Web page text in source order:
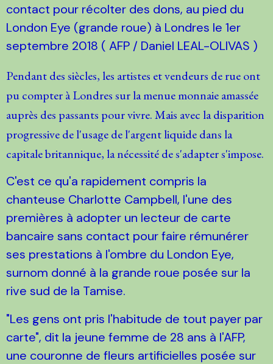
contact pour récolter des dons, au pied du
London Eye (grande roue) à Londres le 1er
septembre 2018 ( AFP / Daniel LEAL-OLIVAS )
Pendant des siècles, les artistes et vendeurs de rue ont
pu compter à Londres sur la menue monnaie amassée
auprès des passants pour vivre. Mais avec la disparition
progressive de l'usage de l'argent liquide dans la
capitale britannique, la nécessité de s'adapter s'impose.
C'est ce qu'a rapidement compris la
chanteuse Charlotte Campbell, l'une des
premières à adopter un lecteur de carte
bancaire sans contact pour faire rémunérer
ses prestations à l'ombre du London Eye,
surnom donné à la grande roue posée sur la
rive sud de la Tamise.
"Les gens ont pris l'habitude de tout payer par
carte", dit la jeune femme de 28 ans à l'AFP,
une couronne de fleurs artificielles posée sur